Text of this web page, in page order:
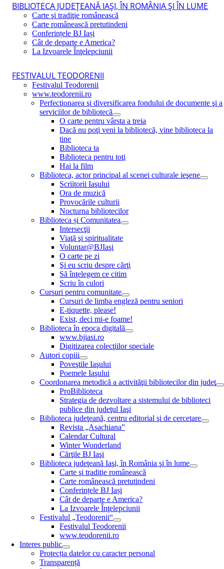
BIBLIOTECA JUDEŢEANĂ IAŞI, ÎN ROMÂNIA ŞI ÎN LUME
Carte şi tradiţie românească
Carte românească pretutindeni
Conferințele BJ Iași
Cât de departe e America?
La Izvoarele Înţelepciunii
FESTIVALUL TEODORENII
Festivalul Teodorenii
www.teodorenii.ro
Perfecţionarea şi diversificarea fondului de documente şi a
serviciilor de bibliotecă
O carte pentru vârsta a treia
Dacă nu poţi veni la bibliotecă, vine biblioteca la
tine
Biblioteca ta
Biblioteca pentru toţi
Hai la film
Biblioteca, actor principal al scenei culturale ieşene
Scriitorii Iaşului
Ora de muzică
Provocările culturii
Nocturna bibliotecilor
Biblioteca și Comunitatea
Intersecţii
Viaţă şi spiritualitate
Voluntar@BJIaşi
O carte pe zi
Şi eu scriu despre cărţi
Să înţelegem ce citim
Scriu în culori
Cursuri pentru comunitate
Cursuri de limba engleză pentru seniori
E-tiquette, please!
Exist, deci mi-e foame!
Biblioteca în epoca digitală
www.bjiasi.ro
Digitizarea colecţiilor speciale
Autori copiii
Poveştile Iaşului
Poemele Iaşului
Coordonarea metodică a activităţii bibliotecilor din judeţ
ProBiblioteca
Strategia de dezvoltare a sistemului de biblioteci
publice din judeţul Iaşi
Biblioteca judeţeană, centru editorial şi de cercetare
Revista „Asachiana”
Calendar Cultural
Winter Wonderland
Cărţile BJ Iaşi
Biblioteca judeţeană Iaşi, în România şi în lume
Carte şi tradiţie românească
Carte românească pretutindeni
Conferințele BJ Iași
Cât de departe e America?
La Izvoarele Înţelepciunii
Festivalul „Teodorenii“
Festivalul Teodorenii
www.teodorenii.ro
Interes public
Protecția datelor cu caracter personal
Transparență